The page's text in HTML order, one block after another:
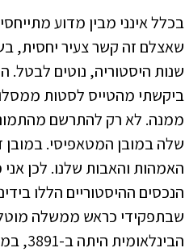
בכלל אינני מבין מדוע
שאצלם זה קשר צעיר יחסית,
שנות היסטוריה, נוטים לבטל.
ביקשתי מהטייס לסטות
ממנה. לא רק להתרשם
שלה במובן המטאפיסי. במובן
האמהות והאבות שלנו. לכן
הנכסים ההיסטוריים הללו
שבתפקידי כראש ממשלה